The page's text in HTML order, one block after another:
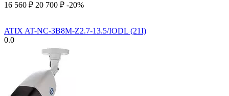
16 560 ₽ 20 700 ₽ -20%
ATIX AT-NC-3B8M-Z2.7-13.5/IODL (21I)
0.0